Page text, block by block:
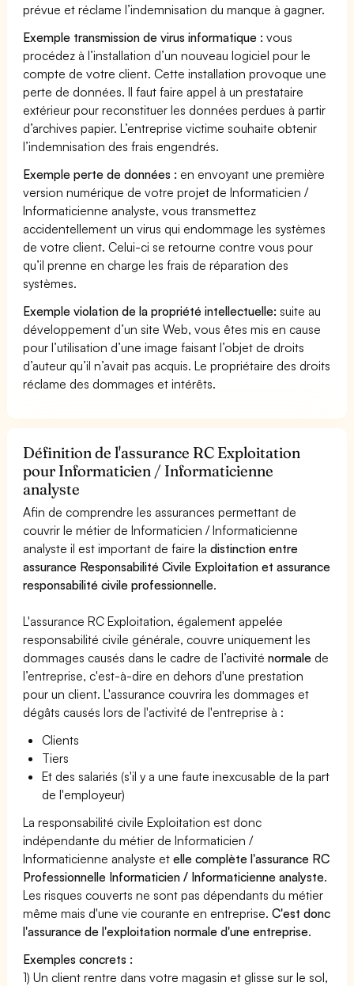
prévue et réclame l’indemnisation du manque à gagner.
Exemple transmission de virus informatique : vous
procédez à l’installation d’un nouveau logiciel pour le
compte de votre client. Cette installation provoque une
perte de données. Il faut faire appel à un prestataire
extérieur pour reconstituer les données perdues à partir
d’archives papier. L’entreprise victime souhaite obtenir
l’indemnisation des frais engendrés.
Exemple perte de données : en envoyant une première
version numérique de votre projet de Informaticien /
Informaticienne analyste, vous transmettez
accidentellement un virus qui endommage les systèmes
de votre client. Celui-ci se retourne contre vous pour
qu’il prenne en charge les frais de réparation des
systèmes.
Exemple violation de la propriété intellectuelle: suite au
développement d’un site Web, vous êtes mis en cause
pour l’utilisation d’une image faisant l’objet de droits
d’auteur qu’il n’avait pas acquis. Le propriétaire des droits
réclame des dommages et intérêts.
Définition de l'assurance RC Exploitation
pour Informaticien / Informaticienne
analyste
Afin de comprendre les assurances permettant de
couvrir le métier de Informaticien / Informaticienne
analyste il est important de faire ladistinction entre
assurance Responsabilité Civile Exploitation et assurance
responsabilité civile professionnelle.
L'assurance RC Exploitation, également appelée
responsabilité civile générale, couvre uniquement les
dommages causés dans le cadre de l’activiténormale de
l’entreprise, c'est-à-dire en dehors d'une prestation
pour un client. L'assurance couvrira les dommages et
dégâts causés lors de l'activité de l'entreprise à :
Clients
Tiers
Et des salariés (s'il y a une faute inexcusable de la part
de l'employeur)
La responsabilité civile Exploitation est donc
indépendante du métier de Informaticien /
Informaticienne analyste etelle complète l'assurance RC
Professionnelle Informaticien / Informaticienne analyste.
Les risques couverts ne sont pas dépendants du métier
même mais d'une vie courante en entreprise.C'est donc
l'assurance de l'exploitation normale d'une entreprise.
Exemples concrets :
1) Un client rentre dans votre magasin et glisse sur le sol,